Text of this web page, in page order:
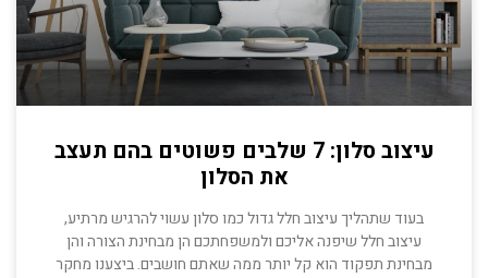
עיצוב סלון: 7 שלבים פשוטים בהם תעצב
את הסלון
בעוד שתהליך עיצוב חלל גדול כמו סלון עשוי להרגיש מרתיע,
עיצוב חלל שיפנה אליכם ולמשפחתכם הן מבחינת הצורה והן
מבחינת תפקוד הוא קל יותר ממה שאתם חושבים. ביצענו מחקר